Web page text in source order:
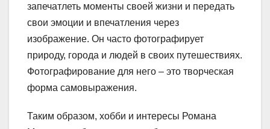
запечатлеть моменты своей жизни и передать
свои эмоции и впечатления через
изображение. Он часто фотографирует
природу, города и людей в своих путешествиях.
Фотографирование для него – это творческая
форма самовыражения.
Таким образом, хобби и интересы Романа